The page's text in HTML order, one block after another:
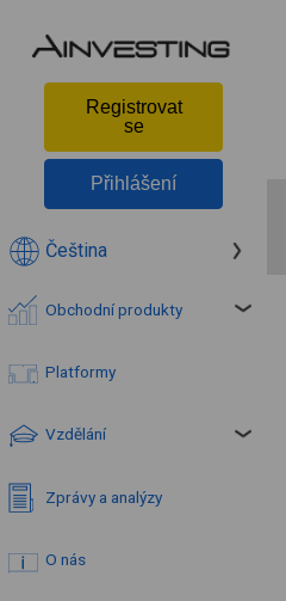
Registrovat
se
Přihlášení
Čeština
Obchodní produkty
Platformy
Vzdělání
Zprávy a analýzy
O nás